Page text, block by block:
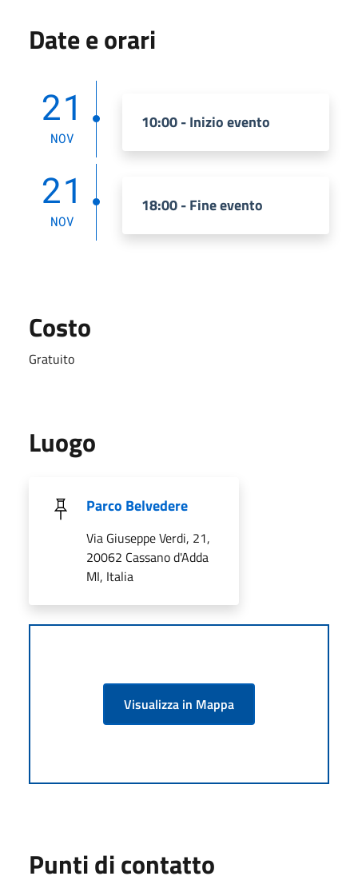
Date e orari
21
NOV
10:00 - Inizio evento
21
NOV
18:00 - Fine evento
Costo
Gratuito
Luogo
Parco Belvedere
Via Giuseppe Verdi, 21,
20062 Cassano d'Adda
MI, Italia
Visualizza in Mappa
Punti di contatto